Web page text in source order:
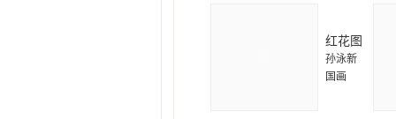
红花图
孙泳新
国画